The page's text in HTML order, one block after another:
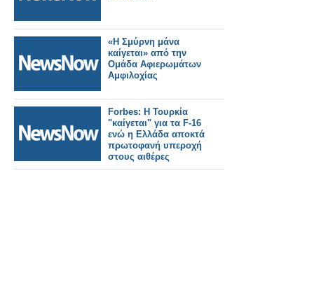
«Η Σμύρνη μάνα
καίγεται» από την
Ομάδα Αφιερωμάτων
Αμφιλοχίας
Forbes: Η Τουρκία
"καίγεται" για τα F-16
ενώ η Ελλάδα αποκτά
πρωτοφανή υπεροχή
στους αιθέρες